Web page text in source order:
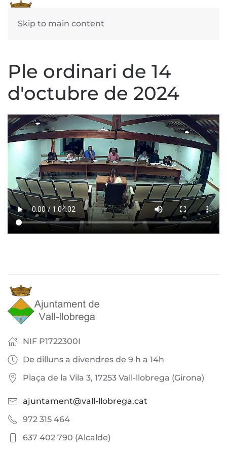
Skip to main content
Ple ordinari de 14
d'octubre de 2024
NIF P1722300I
De dilluns a divendres de 9 h a 14h
Plaça de la Vila 3, 17253 Vall-llobrega (Girona)
ajuntament@vall-llobrega.cat
972 315 464
637 402 790 (Alcalde)